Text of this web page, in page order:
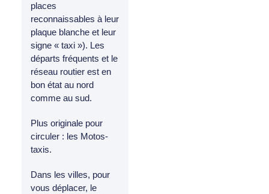
places
reconnaissables à leur
plaque blanche et leur
signe « taxi »). Les
départs fréquents et le
réseau routier est en
bon état au nord
comme au sud.
Plus originale pour
circuler : les Motos-
taxis.
Dans les villes, pour
vous déplacer, le